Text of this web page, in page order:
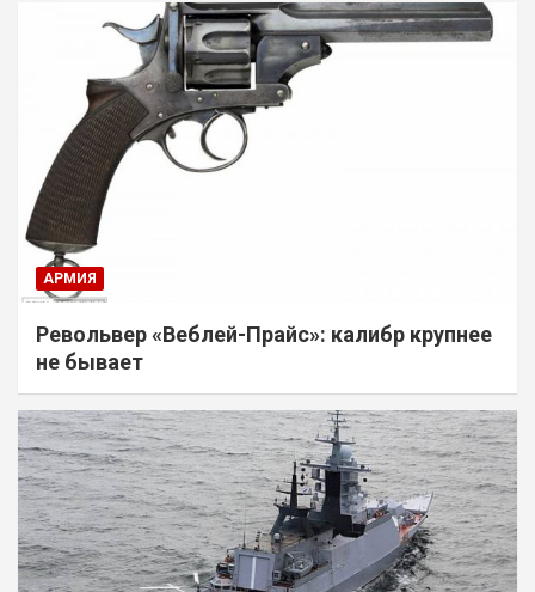
АРМИЯ
Револьвер «Веблей-Прайс»: калибр крупнее
не бывает